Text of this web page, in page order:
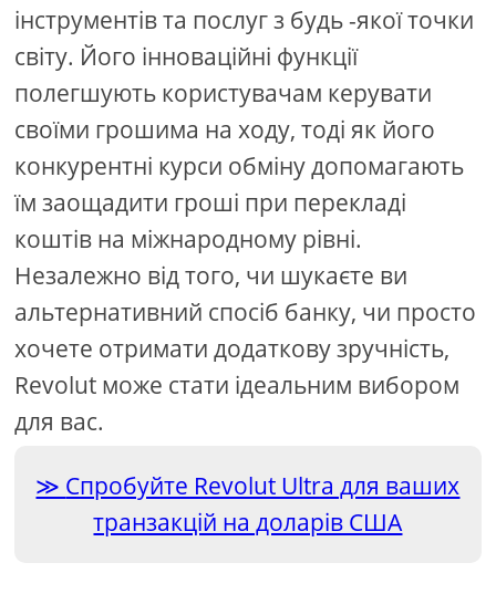
інструментів та послуг з будь -якої точки
світу. Його інноваційні функції
полегшують користувачам керувати
своїми грошима на ходу, тоді як його
конкурентні курси обміну допомагають
їм заощадити гроші при перекладі
коштів на міжнародному рівні.
Незалежно від того, чи шукаєте ви
альтернативний спосіб банку, чи просто
хочете отримати додаткову зручність,
Revolut може стати ідеальним вибором
для вас.
Спробуйте Revolut Ultra для ваших
транзакцій на доларів США